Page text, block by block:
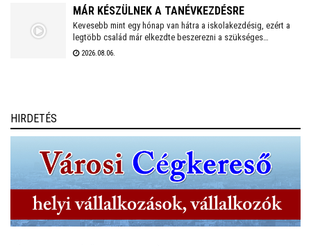
MÁR KÉSZÜLNEK A TANÉVKEZDÉSRE
Kevesebb mint egy hónap van hátra a iskolakezdésig, ezért a
legtöbb család már elkezdte beszerezni a szükséges
tanszereket. A fehérvári papír-írószer üzletek már július eleje
2026.08.06.
HIRDETÉS